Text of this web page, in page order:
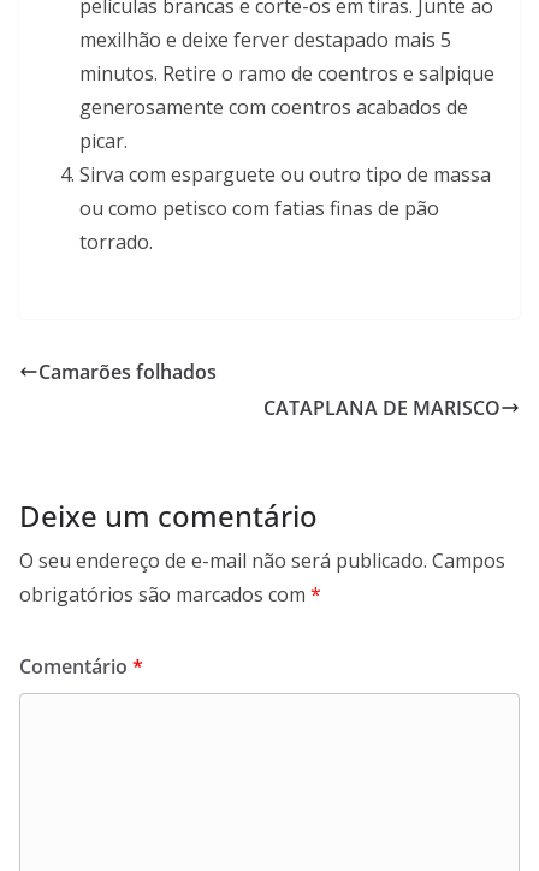
películas brancas e corte-os em tiras. Junte ao
mexilhão e deixe ferver destapado mais 5
minutos. Retire o ramo de coentros e salpique
generosamente com coentros acabados de
picar.
Sirva com esparguete ou outro tipo de massa
ou como petisco com fatias finas de pão
torrado.
Camarões folhados
CATAPLANA DE MARISCO
Deixe um comentário
O seu endereço de e-mail não será publicado. Campos
obrigatórios são marcados com *
Comentário *